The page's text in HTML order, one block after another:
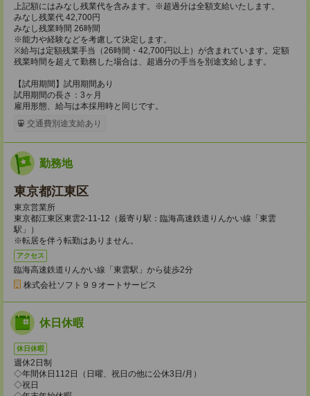
上記額にはみなし残業代を含みます。※超過分は全額支給いたします。
みなし残業代 42,700円
みなし残業時間 26時間
※能力や経験などを考慮して決定します。
※給与は定額残業手当（26時間・42,700円以上）が含まれています。定額
残業時間を超えて勤務した場合は、超過分の手当を別途支給します。
【試用期間】試用期間あり
試用期間の長さ：3ヶ月
雇用形態、給与は本採用時と同じです。
交通費別途支給あり
勤務地
東京都江東区
東京営業所
東京都江東区東雲2-11-12（最寄り駅：臨海高速鉄道りんかい線「東雲
駅」）
※転居を伴う転勤はありません。
アクセス
臨海高速鉄道りんかい線「東雲駅」から徒歩2分
株式会社ソフト９９オートサービス
休日休暇
休日休暇
週休2日制
◇年間休日112日（日曜、祝日の他に公休3日/月）
◇祝日